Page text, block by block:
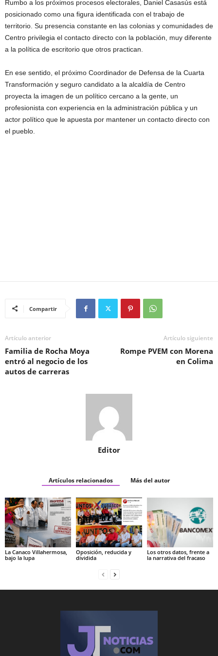
Rumbo a los próximos procesos electorales, Daniel Casasús está
posicionado como una figura identificada con el trabajo de
territorio. Su presencia constante en las colonias y comunidades de
Centro privilegia el contacto directo con la población, muy diferente
a la política de escritorio que otros practican.
En ese sentido, el próximo Coordinador de Defensa de la Cuarta
Transformación y seguro candidato a la alcaldía de Centro
proyecta la imagen de un político cercano a la gente, un
profesionista con experiencia en la administración pública y un
actor político que le apuesta por mantener un contacto directo con
el pueblo.
Compartir
Artículo anterior
Familia de Rocha Moya
entró al negocio de los
autos de carreras
Artículo siguiente
Rompe PVEM con Morena
en Colima
Editor
Artículos relacionados Más del autor
La Canaco Villahermosa,
bajo la lupa
Oposición, reducida y
dividida
Los otros datos, frente a
la narrativa del fracaso